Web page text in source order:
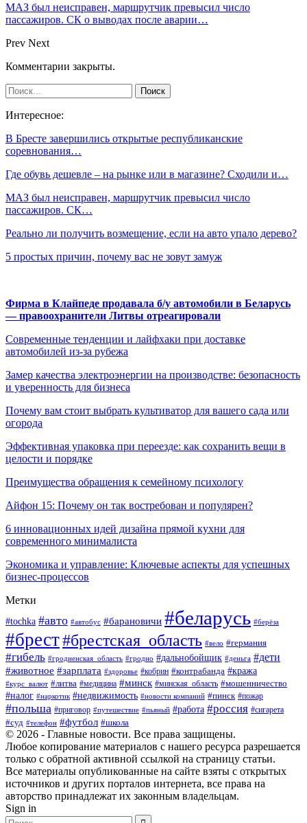
МАЗ был неисправен, маршрутчик превысил число
пассажиров. СК о выводах после аварии…
Prev Next
Комментарии закрыты.
Интересное:
В Бресте завершились открытые республиканские
соревнования…
Где обувь дешевле – на рынке или в магазине? Сходили и…
МАЗ был неисправен, маршрутчик превысил число
пассажиров. СК…
Реально ли получить возмещение, если на авто упало дерево?
5 простых причин, почему вас не зовут замуж
Фирма в Клайпеде продавала б/у автомобили в Беларусь
— правоохранители Литвы отреагировали
Современные тенденции и лайфхаки при доставке
автомобилей из-за рубежа
Замер качества электроэнергии на производстве: безопасность
и уверенность для бизнеса
Почему вам стоит выбрать культиватор для вашего сада или
огорода
Эффективная упаковка при переезде: как сохранить вещи в
целости и порядке
Преимущества обращения к семейному психологу
Айфон 15: Почему он так востребован и популярен?
6 инновационных идей дизайна прямой кухни для
современного минималиста
Экономика и управление: Ключевые аспекты для успешных
бизнес-процессов
Метки
#tochka #авто #автобус #барановичи #беларусь #берёза
#брест#брестская_область #вело #германия
#гибель #гродненская_область #гродно #дальнобойщик #деньга #дети
#животное #зарплата #здоровье #кобрин #контрабанда #кража
#курс_валют #литва #медицина #минск #минская_область #мошенничество
#налог #наркотик #недвижимость #новости компаний #пинск #пожар
#польша #приговор #путешествие #пьяный #работа #россия #сигарета
#суд #телефон #футбол #школа
© 2026 - Главные новости. Все права защищены.
Любое копирование материалов с нашего ресурса разрешается
только с обратной активной ссылкой на страницу статьи.
Все материалы опубликованные на сайте взяты с открытых
источников и других порталов интернета, все права на
авторство принадлежат их законным владельцам.
Sign in